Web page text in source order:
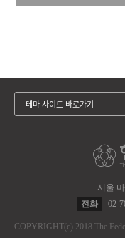
서울
전화
02-
COPYRIGHT(c) 2018 The
테마 사이트 바로가기